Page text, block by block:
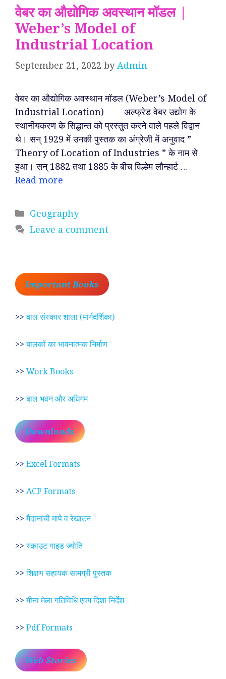
वेबर का औद्योगिक अवस्थान मॉडल |
Weber’s Model of
Industrial Location
September 21, 2022 byAdmin
वेबर का औद्योगिक अवस्थान मॉडल (Weber’s Model of
Industrial Location) अल्फ्रेड वेबर उद्योग के
स्थानीयकरण के सिद्धान्त को प्रस्तुत करने वाले पहले विद्वान
थे। सन् 1929 में उनकी पुस्तक का अंग्रेजी में अनुवाद ”
Theory of Location of Industries ” के नाम से
हुआ। सन् 1882 तथा 1885 के बीच विल्हेम लौन्हार्ट …
Read more
Categories
Geography
Leave a comment
Important Books
>>बाल संस्कार शाला (मार्गदर्शिका)
>>बालकों का भावनात्मक निर्माण
>> Work Books
>>बाल भवन और अधिगम
Downloads
>> Excel Formats
>> ACP Formats
>>मैदानांची मापे व रेखाटन
>>स्काउट गाइड ज्योति
>>शिक्षण सहायक सामग्री पुस्तक
>>मीना मेला गतिविधि एवम दिशा निर्देश
>> Pdf Formats
Web Stories